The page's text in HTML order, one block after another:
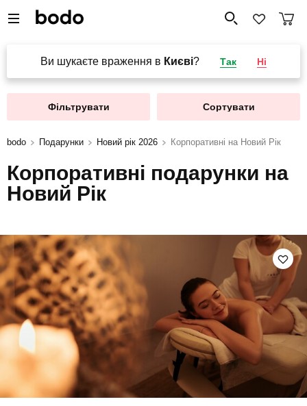
Ви шукаєте враження в Києві? Так Ні
Фільтрувати Сортувати
bodo Подарунки Новий рік 2026 Корпоративні на Новий Рік
Корпоративні подарунки на
Новий Рік